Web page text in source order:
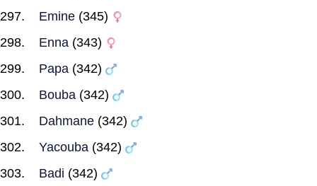
Emine (345)
Enna (343)
Papa (342)
Bouba (342)
Dahmane (342)
Yacouba (342)
Badi (342)